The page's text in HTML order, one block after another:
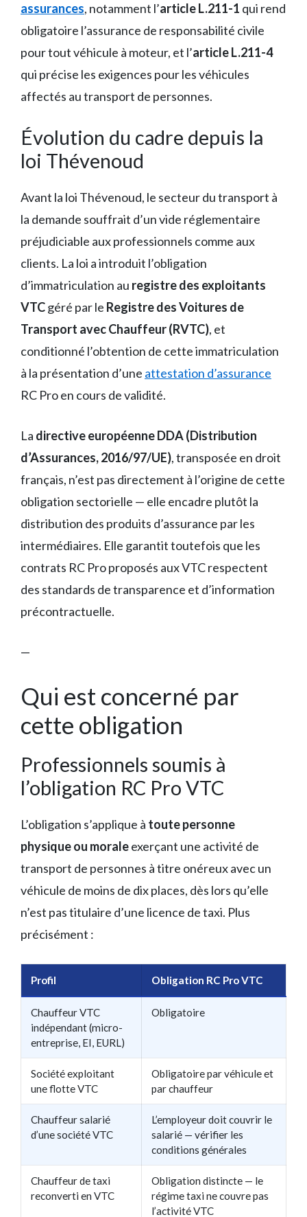
assurances, notamment l’article L.211-1 qui rend
obligatoire l’assurance de responsabilité civile
pour tout véhicule à moteur, et l’article L.211-4
qui précise les exigences pour les véhicules
affectés au transport de personnes.
Évolution du cadre depuis la
loi Thévenoud
Avant la loi Thévenoud, le secteur du transport à
la demande souffrait d’un vide réglementaire
préjudiciable aux professionnels comme aux
clients. La loi a introduit l’obligation
d’immatriculation au registre des exploitants
VTCgéré par le Registre des Voitures de
Transport avec Chauffeur (RVTC), et
conditionné l’obtention de cette immatriculation
à la présentation d’une attestation d’assurance
RC Pro en cours de validité.
La directive européenne DDA (Distribution
d’Assurances, 2016/97/UE), transposée en droit
français, n’est pas directement à l’origine de cette
obligation sectorielle — elle encadre plutôt la
distribution des produits d’assurance par les
intermédiaires. Elle garantit toutefois que les
contrats RC Pro proposés aux VTC respectent
des standards de transparence et d’information
précontractuelle.
—
Qui est concerné par
cette obligation
Professionnels soumis à
l’obligation RC Pro VTC
L’obligation s’applique à toute personne
physique ou moraleexerçant une activité de
transport de personnes à titre onéreux avec un
véhicule de moins de dix places, dès lors qu’elle
n’est pas titulaire d’une licence de taxi. Plus
précisément :
Profil Obligation RC Pro VTC
Chauffeur VTC
indépendant (micro-
entreprise, EI, EURL)
Obligatoire
Société exploitant
une flotte VTC
Obligatoire par véhicule et
par chauffeur
Chauffeur salarié
d’une société VTC
L’employeur doit couvrir le
salarié — vérifier les
conditions générales
Chauffeur de taxi
reconverti en VTC
Obligation distincte — le
régime taxi ne couvre pas
l’activité VTC